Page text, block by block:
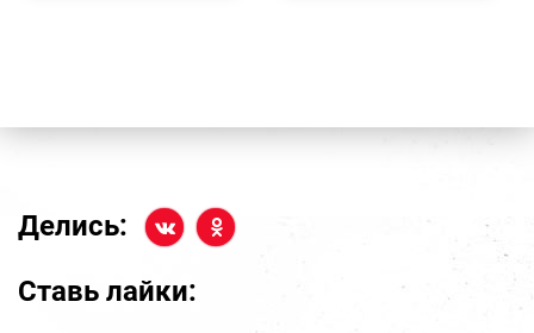
Делись:
Ставь лайки: